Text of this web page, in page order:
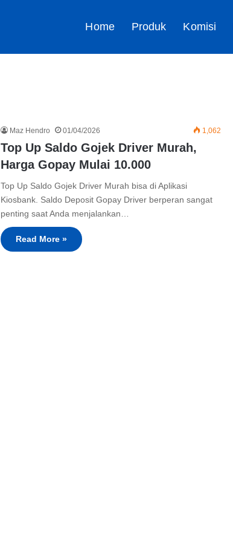
Home Produk Komisi
Maz Hendro 01/04/2026 1,062
Top Up Saldo Gojek Driver Murah,
Harga Gopay Mulai 10.000
Top Up Saldo Gojek Driver Murah bisa di Aplikasi
Kiosbank. Saldo Deposit Gopay Driver berperan sangat
penting saat Anda menjalankan…
Read More »